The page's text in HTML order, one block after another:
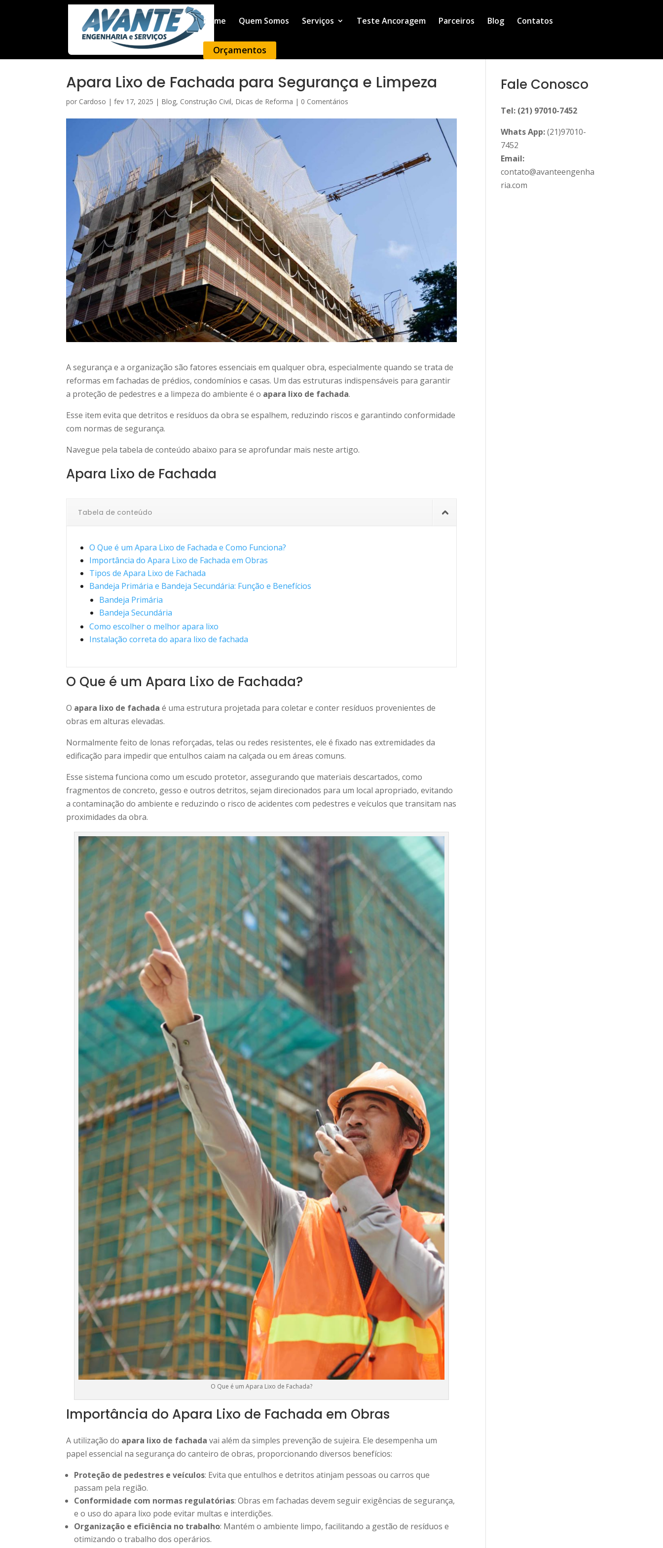
Home Quem Somos Serviços Teste Ancoragem Parceiros Blog Contatos
Orçamentos
Apara Lixo de Fachada para Segurança e Limpeza
por Cardoso |fev 17, 2025 | Blog, Construção Civil, Dicas de Reforma | 0 Comentários
A segurança e a organização são fatores essenciais em qualquer obra, especialmente quando se trata de
reformas em fachadas de prédios, condomínios e casas. Um das estruturas indispensáveis para garantir
a proteção de pedestres e a limpeza do ambiente é o apara lixo de fachada.
Esse item evita que detritos e resíduos da obra se espalhem, reduzindo riscos e garantindo conformidade
com normas de segurança.
Navegue pela tabela de conteúdo abaixo para se aprofundar mais neste artigo.
Apara Lixo de Fachada
Tabela de conteúdo
O Que é um Apara Lixo de Fachada e Como Funciona?
Importância do Apara Lixo de Fachada em Obras
Tipos de Apara Lixo de Fachada
Bandeja Primária e Bandeja Secundária: Função e Benefícios
Bandeja Primária
Bandeja Secundária
Como escolher o melhor apara lixo
Instalação correta do apara lixo de fachada
O Que é um Apara Lixo de Fachada?
O apara lixo de fachada é uma estrutura projetada para coletar e conter resíduos provenientes de
obras em alturas elevadas.
Normalmente feito de lonas reforçadas, telas ou redes resistentes, ele é fixado nas extremidades da
edificação para impedir que entulhos caiam na calçada ou em áreas comuns.
Esse sistema funciona como um escudo protetor, assegurando que materiais descartados, como
fragmentos de concreto, gesso e outros detritos, sejam direcionados para um local apropriado, evitando
a contaminação do ambiente e reduzindo o risco de acidentes com pedestres e veículos que transitam nas
proximidades da obra.
O Que é um Apara Lixo de Fachada?
Importância do Apara Lixo de Fachada em Obras
A utilização do apara lixo de fachada vai além da simples prevenção de sujeira. Ele desempenha um
papel essencial na segurança do canteiro de obras, proporcionando diversos benefícios:
Proteção de pedestres e veículos: Evita que entulhos e detritos atinjam pessoas ou carros que
passam pela região.
Conformidade com normas regulatórias: Obras em fachadas devem seguir exigências de segurança,
e o uso do apara lixo pode evitar multas e interdições.
Organização e eficiência no trabalho: Mantém o ambiente limpo, facilitando a gestão de resíduos e
otimizando o trabalho dos operários.
Fale Conosco
Tel: (21) 97010-7452
Whats App:(21)97010-
7452
Email:
contato@avanteengenha
ria.com